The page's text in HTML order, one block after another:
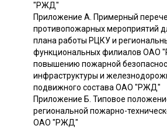
"РЖД"
Приложение А. Примерный
противопожарных мероприятий
плана работы РЦКУ и
функциональных филиалов ОАО
повышению пожарной
инфраструктуры и
подвижного состава ОАО "РЖД"
Приложение Б. Типовое
региональной пожарно-
ОАО "РЖД"